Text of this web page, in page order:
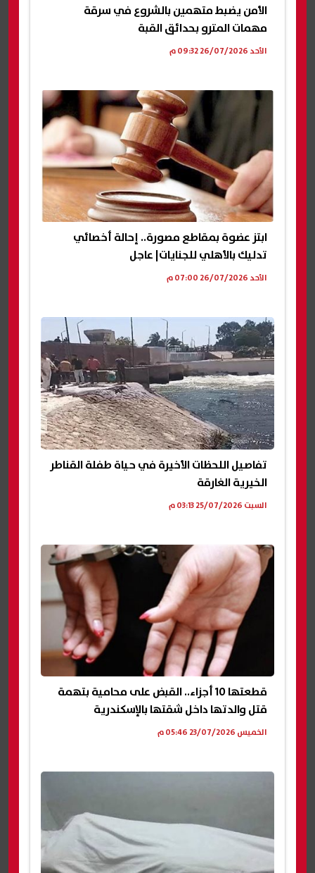
الأمن يضبط متهمين بالشروع في سرقة
مهمات المترو بحدائق القبة
الأحد 26/07/2026 09:32 م
ابتز عضوة بمقاطع مصورة.. إحالة أخصائي
تدليك بالأهلي للجنايات| عاجل
الأحد 26/07/2026 07:00 م
تفاصيل اللحظات الأخيرة في حياة طفلة القناطر
الخيرية الغارقة
السبت 25/07/2026 03:13 م
قطعتها 10 أجزاء.. القبض على محامية بتهمة
قتل والدتها داخل شقتها بالإسكندرية
الخميس 23/07/2026 05:46 م